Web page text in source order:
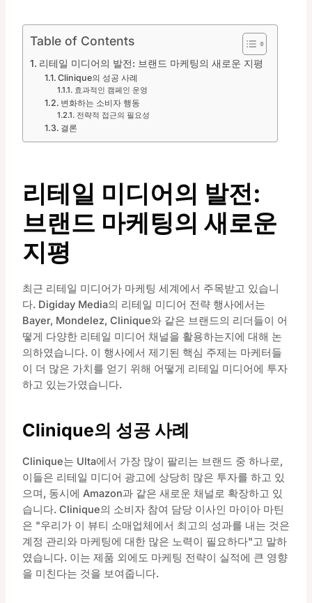
Table of Contents
리테일 미디어의 발전: 브랜드 마케팅의 새로운 지평
Clinique의 성공 사례
효과적인 캠페인 운영
변화하는 소비자 행동
전략적 접근의 필요성
결론
리테일 미디어의 발전:
브랜드 마케팅의 새로운
지평
최근 리테일 미디어가 마케팅 세계에서 주목받고 있습니
다. Digiday Media의 리테일 미디어 전략 행사에서는
Bayer, Mondelez, Clinique와 같은 브랜드의 리더들이 어
떻게 다양한 리테일 미디어 채널을 활용하는지에 대해 논
의하였습니다. 이 행사에서 제기된 핵심 주제는 마케터들
이 더 많은 가치를 얻기 위해 어떻게 리테일 미디어에 투자
하고 있는가였습니다.
Clinique의 성공 사례
Clinique는 Ulta에서 가장 많이 팔리는 브랜드 중 하나로,
이들은 리테일 미디어 광고에 상당히 많은 투자를 하고 있
으며, 동시에 Amazon과 같은 새로운 채널로 확장하고 있
습니다. Clinique의 소비자 참여 담당 이사인 마이아 마틴
은 "우리가 이 뷰티 소매업체에서 최고의 성과를 내는 것은
계정 관리와 마케팅에 대한 많은 노력이 필요하다"고 말하
였습니다. 이는 제품 외에도 마케팅 전략이 실적에 큰 영향
을 미친다는 것을 보여줍니다.